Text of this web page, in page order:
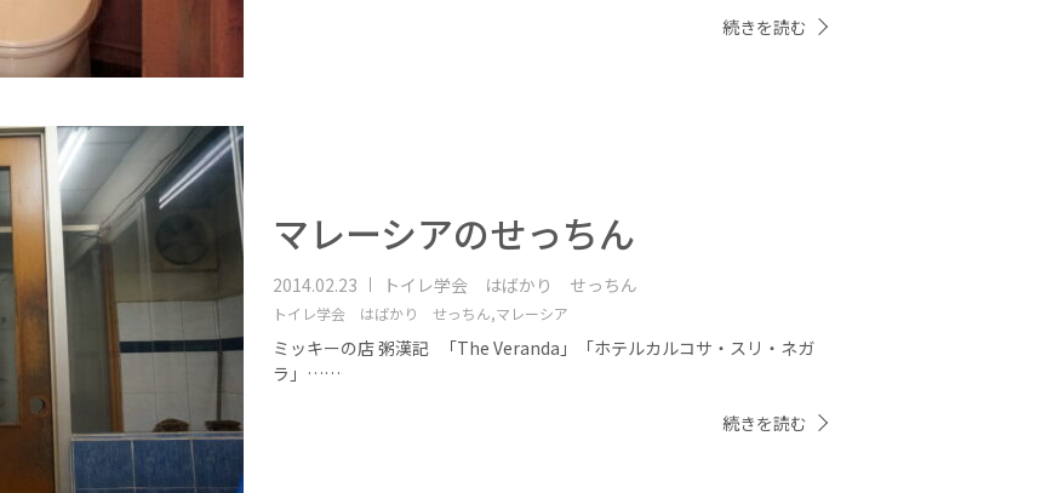
続きを読む
マレーシアのせっちん
2014.02.23 トイレ学会 はばかり せっちん
トイレ学会 はばかり せっちん,マレーシア
ミッキーの店 粥漢記 「The Veranda」「ホテルカルコサ・スリ・ネガ
ラ」……
続きを読む